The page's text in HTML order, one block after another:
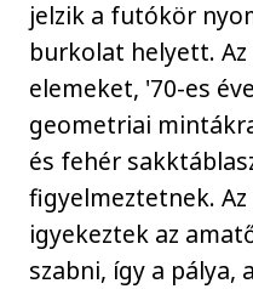
jelzik a futókör
burkolat helyett.
elemeket, '70-es
geometriai
és fehér
figyelmeztetnek.
igyekeztek az
szabni, így a pálya,